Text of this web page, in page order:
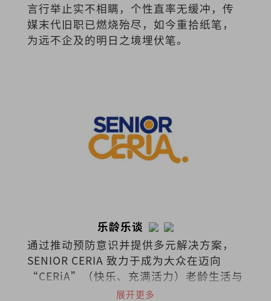
言行举止实不相瞒，个性直率无缓冲，传
媒末代旧职已燃烧殆尽，如今重拾纸笔，
为远不企及的明日之境埋伏笔。
乐龄乐谈
通过推动预防意识并提供多元解决方案，
SENIOR CERIA 致力于成为大众在迈向
“CERiA”（快乐、充满活力）老龄生活与
照护之路上的伙伴。展开更多